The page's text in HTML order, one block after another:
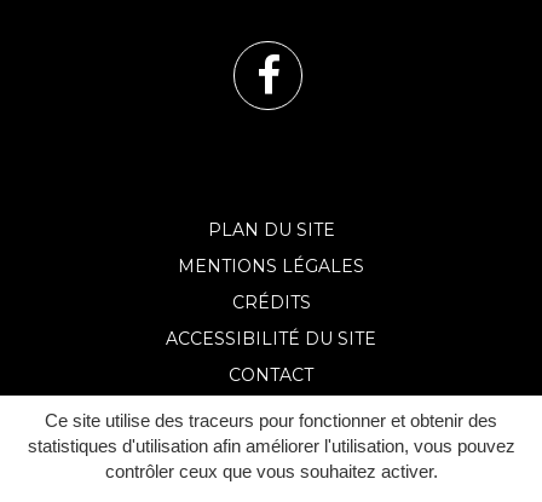
Ce site utilise des traceurs pour fonctionner et obtenir des
statistiques d'utilisation afin améliorer l'utilisation, vous pouvez
contrôler ceux que vous souhaitez activer.
Lien
le
compte
Facebook
PLAN DU SITE
MENTIONS LÉGALES
CRÉDITS
ACCESSIBILITÉ DU SITE
CONTACT